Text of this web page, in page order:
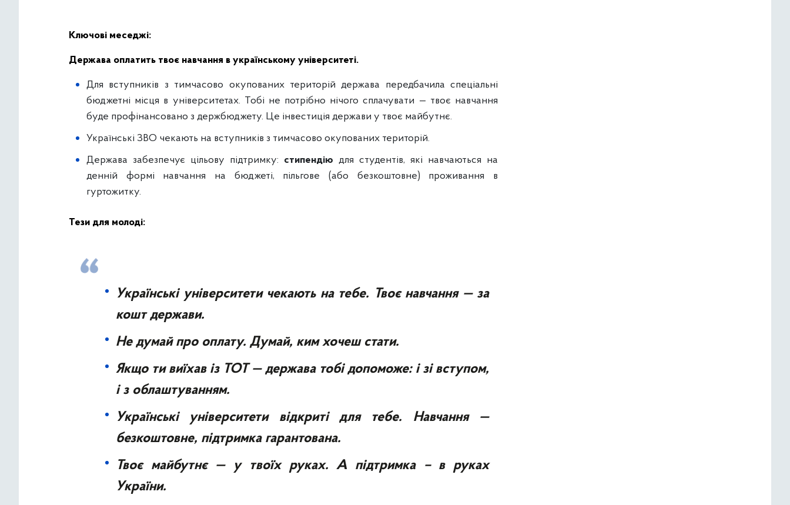
Ключові меседжі:
Держава оплатить твоє навчання в українському університеті.
Для вступників з тимчасово окупованих територій держава передбачила спеціальні
бюджетні місця в університетах. Тобі не потрібно нічого сплачувати — твоє навчання
буде профінансовано з держбюджету. Це інвестиція держави у твоє майбутнє.
Українські ЗВО чекають на вступників з тимчасово окупованих територій.
Держава забезпечує цільову підтримку: стипендію для студентів, які навчаються на
денній формі навчання на бюджеті, пільгове (або безкоштовне) проживання в
гуртожитку.
Тези для молоді:
Українські університети чекають на тебе. Твоє навчання — за
кошт держави.
Не думай про оплату. Думай, ким хочеш стати.
Якщо ти виїхав із ТОТ — держава тобі допоможе: і зі вступом,
і з облаштуванням.
Українські університети відкриті для тебе. Навчання —
безкоштовне, підтримка гарантована.
Твоє майбутнє — у твоїх руках. А підтримка – в руках
України.